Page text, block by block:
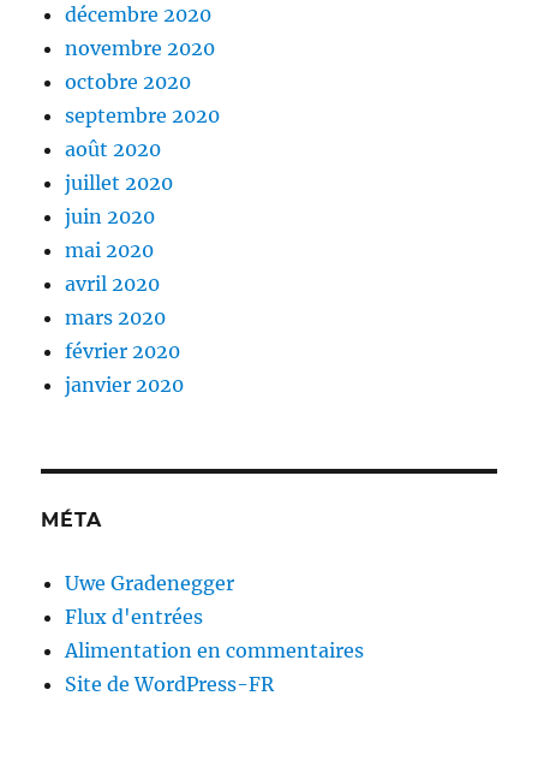
décembre 2020
novembre 2020
octobre 2020
septembre 2020
août 2020
juillet 2020
juin 2020
mai 2020
avril 2020
mars 2020
février 2020
janvier 2020
MÉTA
Uwe Gradenegger
Flux d'entrées
Alimentation en commentaires
Site de WordPress-FR